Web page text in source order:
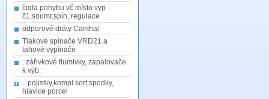
čidla pohybu vč místo vyp
č1,soumr.spín, regulace
odporové dráty Canthal
Tlakové spínače VRD21 a
tahové vypínače
. zářivkové tlumivky, zapalovače
k výb.
...pojistky,kompl.sort,spodky,
hlavice porcel